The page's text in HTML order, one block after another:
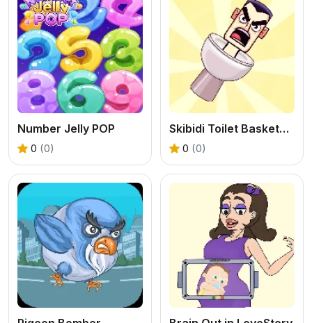
Number Jelly POP
0 (0)
Skibidi Toilet Basketball
0 (0)